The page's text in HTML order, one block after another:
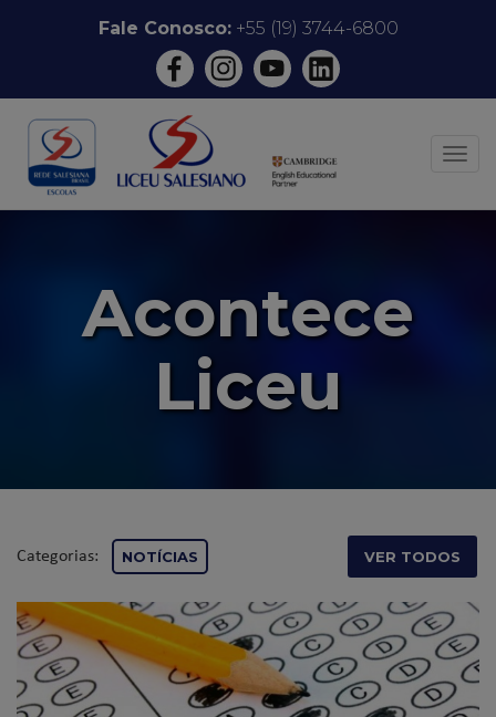
conteúdo
Fale Conosco:+55 (19) 3744-6800
Acontece
Liceu
Categorias: NOTÍCIAS VER TODOS